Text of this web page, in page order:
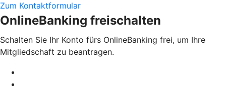
Zum Kontaktformular
OnlineBanking freischalten
Schalten Sie Ihr Konto fürs OnlineBanking frei, um Ihre
Mitgliedschaft zu beantragen.